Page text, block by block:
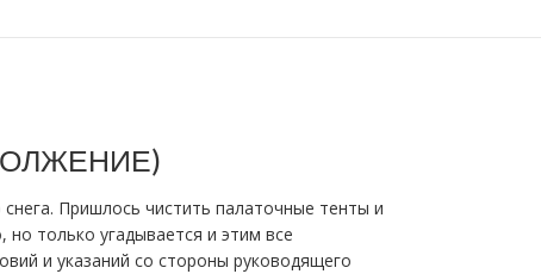
Пришлось чистить палаточные тенты и
только угадывается и этим все
и указаний со стороны руководящего